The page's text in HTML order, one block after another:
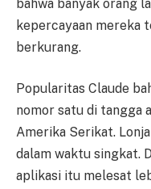
bahwa banyak orang
kepercayaan mereka
berkurang.
Popularitas Claude
nomor satu di tangga
Amerika Serikat.
dalam waktu singkat.
aplikasi itu melesat